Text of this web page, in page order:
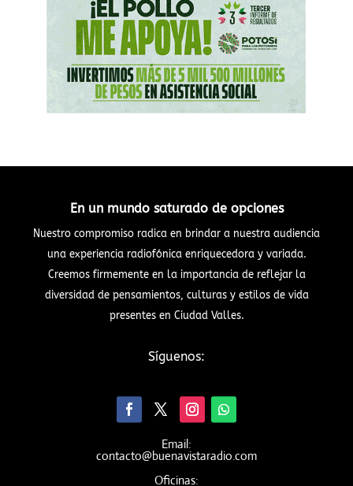
En un mundo saturado de opciones
Nuestro compromiso radica en brindar a nuestra audiencia
una experiencia radiofónica enriquecedora y variada.
Creemos firmemente en la importancia de reflejar la
diversidad de pensamientos, culturas y estilos de vida
presentes en Ciudad Valles.
Síguenos:
Email:
contacto@buenavistaradio.com
Oficinas: